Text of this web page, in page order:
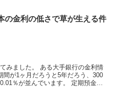
の金利の低さで草が生える件
みました。 ある大手銀行の金利情
間が1ヶ月だろうと5年だろう、300
％が並んでいます。 定期預金金